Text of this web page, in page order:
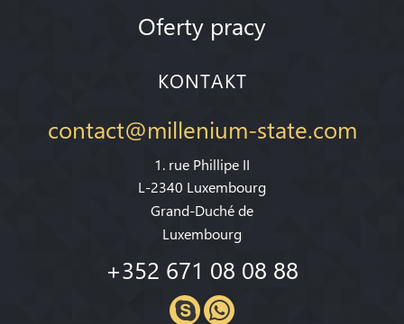
Oferty pracy
KONTAKT
contact@millenium-state.com
1. rue Phillipe II
L-2340 Luxembourg
Grand-Duché de
Luxembourg
+352 671 08 08 88